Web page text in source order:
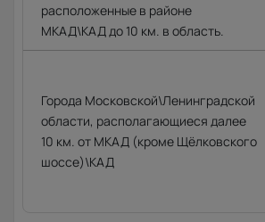
расположенные в районе
МКАД\КАД до 10 км. в область.
Города Московской\Ленинградской
области, располагающиеся далее
10 км. от МКАД (кроме Щёлковского
шоссе)\КАД